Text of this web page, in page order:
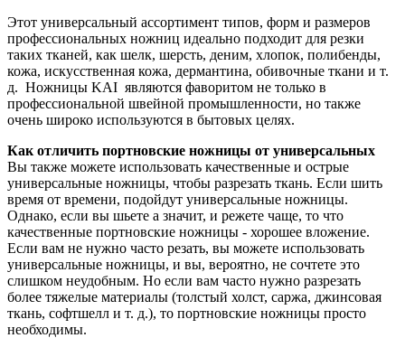
Этот универсальный ассортимент типов, форм и размеров
профессиональных ножниц идеально подходит для резки
таких тканей, как шелк, шерсть, деним, хлопок, полибенды,
кожа, искусственная кожа, дермантина, обивочные ткани и т.
д. Ножницы KAI являются фаворитом не только в
профессиональной швейной промышленности, но также
очень широко используются в бытовых целях.
Как отличить портновские ножницы от универсальных
Вы также можете использовать качественные и острые
универсальные ножницы, чтобы разрезать ткань. Если шить
время от времени, подойдут универсальные ножницы.
Однако, если вы шьете а значит, и режете чаще, то что
качественные портновские ножницы - хорошее вложение.
Если вам не нужно часто резать, вы можете использовать
универсальные ножницы, и вы, вероятно, не сочтете это
слишком неудобным. Но если вам часто нужно разрезать
более тяжелые материалы (толстый холст, саржа, джинсовая
ткань, софтшелл и т. д.), то портновские ножницы просто
необходимы.